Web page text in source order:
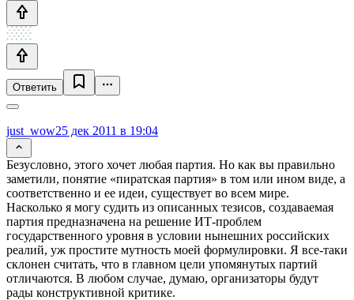
Ответить
just_wow25 дек 2011 в 19:04
Безусловно, этого хочет любая партия. Но как вы правильно
заметили, понятие «пиратская партия» в том или ином виде, а
соответственно и ее идеи, существует во всем мире.
Насколько я могу судить из описанных тезисов, создаваемая
партия предназначена на решение ИТ-проблем
государственного уровня в условии нынешних российских
реалий, уж простите мутность моей формулировки. Я все-таки
склонен считать, что в главном цели упомянутых партий
отличаются. В любом случае, думаю, организаторы будут
рады конструктивной критике.